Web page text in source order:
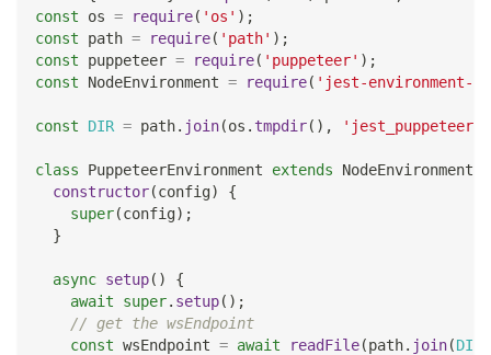
const os = require( 'os' ) ;
const path = require( 'path' ) ;
const puppeteer = require( 'puppeteer' ) ;
const
NodeEnvironment = require( 'jest-environment-
const DIR = path. join(os . tmpdir( ) ,
class PuppeteerEnvironment extends NodeEnvironment
constructor(config)
{
super(config) ;
}
async setup( )
{
await
super. setup( ) ;
// get the wsEndpoint
const wsEndpoint = await readFile(path. join(DIR